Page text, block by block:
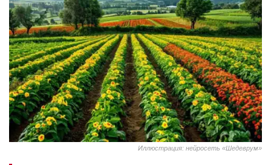
Иллюстрация: нейросеть «Шедеврум»